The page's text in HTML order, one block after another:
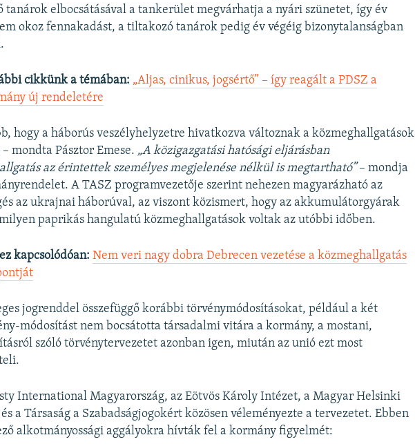
tanárok elbocsátásával a tankerület megvárhatja a nyári szünetet, így év
okoz fennakadást, a tiltakozó tanárok pedig év végéig bizonytalanságban
cikkünk a témában: „Aljas, cinikus, jogsértő” – így reagált a PDSZ a
új rendeletére
hogy a háborús veszélyhelyzetre hivatkozva változnak a közmeghallgatások
mondta Pásztor Emese. „A közigazgatási hatósági eljárásban
az érintettek személyes megjelenése nélkül is megtartható”– mondja
A TASZ programvezetője szerint nehezen magyarázható az
az ukrajnai háborúval, az viszont közismert, hogy az akkumulátorgyárak
paprikás hangulatú közmeghallgatások voltak az utóbbi időben.
kapcsolódóan: Nem veri nagy dobra Debrecen vezetése a közmeghallgatás
jogrenddel összefüggő korábbi törvénymódosításokat, például a két
módosítást nem bocsátotta társadalmi vitára a kormány, a mostani,
szóló törvénytervezetet azonban igen, miután az unió ezt most
International Magyarország, az Eötvös Károly Intézet, a Magyar Helsinki
a Társaság a Szabadságjogokért közösen véleményezte a tervezetet. Ebben
alkotmányossági aggályokra hívták fel a kormány figyelmét: